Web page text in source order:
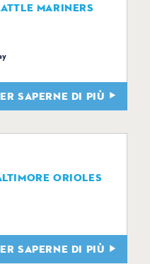
MARINERS
SAPERNE DI PIÙ
ORIOLES
SAPERNE DI PIÙ